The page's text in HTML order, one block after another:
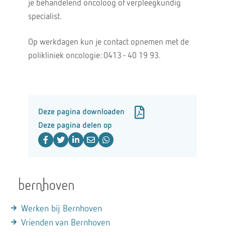
je behandelend oncoloog of verpleegkundig
specialist.
Op werkdagen kun je contact opnemen met de
polikliniek oncologie: 0413 - 40 19 93.
Deze pagina downloaden
Deze pagina delen op
Werken bij Bernhoven
Vrienden van Bernhoven